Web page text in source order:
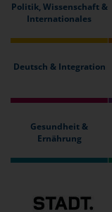
Politik, Wissenschaft &
Internationales
Deutsch & Integration
Gesundheit &
Ernährung